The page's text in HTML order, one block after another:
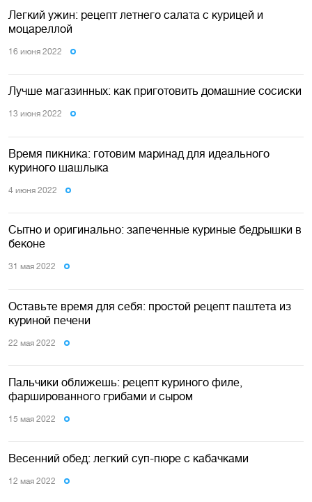
Легкий ужин: рецепт летнего салата с курицей и
моцареллой
16 июня 2022
Лучше магазинных: как приготовить домашние сосиски
13 июня 2022
Время пикника: готовим маринад для идеального
куриного шашлыка
4 июня 2022
Сытно и оригинально: запеченные куриные бедрышки в
беконе
31 мая 2022
Оставьте время для себя: простой рецепт паштета из
куриной печени
22 мая 2022
Пальчики оближешь: рецепт куриного филе,
фаршированного грибами и сыром
15 мая 2022
Весенний обед: легкий суп-пюре с кабачками
12 мая 2022